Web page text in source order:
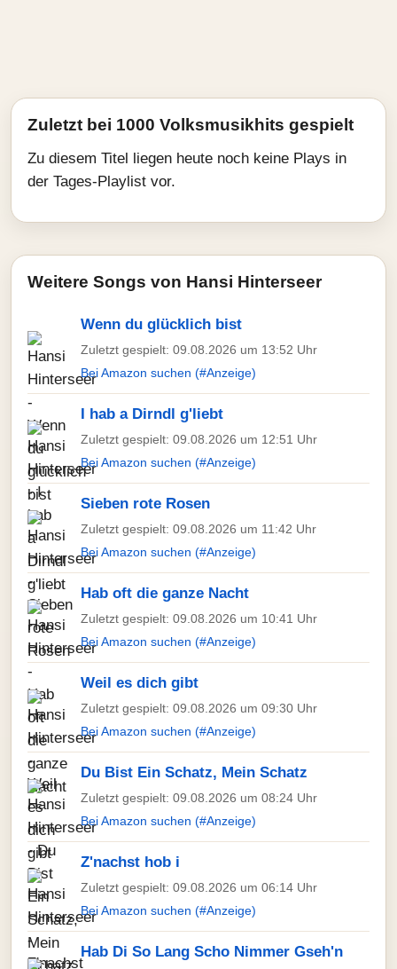
Zuletzt bei 1000 Volksmusikhits gespielt
Zu diesem Titel liegen heute noch keine Plays in
der Tages-Playlist vor.
Weitere Songs von Hansi Hinterseer
Wenn du glücklich bist
Zuletzt gespielt: 09.08.2026 um 13:52 Uhr
Bei Amazon suchen (#Anzeige)
I hab a Dirndl g'liebt
Zuletzt gespielt: 09.08.2026 um 12:51 Uhr
Bei Amazon suchen (#Anzeige)
Sieben rote Rosen
Zuletzt gespielt: 09.08.2026 um 11:42 Uhr
Bei Amazon suchen (#Anzeige)
Hab oft die ganze Nacht
Zuletzt gespielt: 09.08.2026 um 10:41 Uhr
Bei Amazon suchen (#Anzeige)
Weil es dich gibt
Zuletzt gespielt: 09.08.2026 um 09:30 Uhr
Bei Amazon suchen (#Anzeige)
Du Bist Ein Schatz, Mein Schatz
Zuletzt gespielt: 09.08.2026 um 08:24 Uhr
Bei Amazon suchen (#Anzeige)
Z'nachst hob i
Zuletzt gespielt: 09.08.2026 um 06:14 Uhr
Bei Amazon suchen (#Anzeige)
Hab Di So Lang Scho Nimmer Gseh'n